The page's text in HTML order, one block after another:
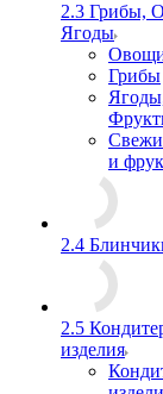
2.3 Грибы,
Ягоды
Грибы
и
2.4
2.5
изделия